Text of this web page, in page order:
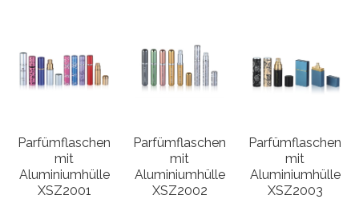
Parfümflaschen
mit
Aluminiumhülle
XSZ2001
Parfümflaschen
mit
Aluminiumhülle
XSZ2002
Parfümflaschen
mit
Aluminiumhülle
XSZ2003